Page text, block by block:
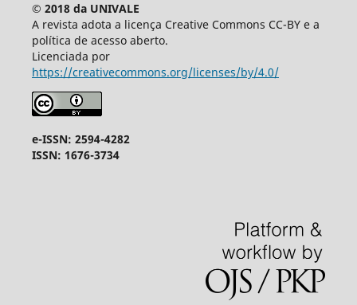
© 2018 da UNIVALE
A revista adota a licença Creative Commons CC-BY e a
política de acesso aberto.
Licenciada por
https://creativecommons.org/licenses/by/4.0/
e-ISSN: 2594-4282
ISSN: 1676-3734